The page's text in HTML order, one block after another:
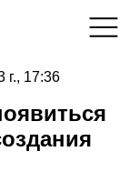
г., 17:36